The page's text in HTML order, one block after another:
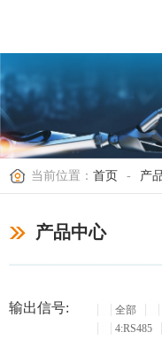
当前位置： 首页 - 产
产品中心
输出信号: 全部
4:RS485